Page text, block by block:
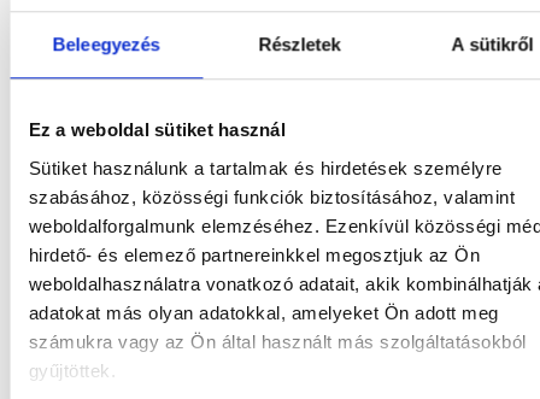
Beleegyezés Részletek A sütikről
Ez a weboldal sütiket használ
Sütiket használunk a tartalmak és hirdetések személyre
szabásához, közösségi funkciók biztosításához, valamint
weboldalforgalmunk elemzéséhez. Ezenkívül közösségi
hirdető- és elemező partnereinkkel megosztjuk az Ön
weboldalhasználatra vonatkozó adatait, akik kombinálhatják
adatokat más olyan adatokkal, amelyeket Ön adott meg
számukra vagy az Ön által használt más szolgáltatásokból
gyűjtöttek.
használhatja és elfogadja, hogy Szolgáltató nem vállal
felelősséget a használat során felmerülő vagyoni és nem
vagyoni károkért a szándékosan okozott, továbbá az
emberi életet, testi épséget vagy egészséget
túlmenően.
Felhasználó köteles gondoskodni arról, hogy a Honlap
használata során harmadik személyek jogait vagy a
jogszabályokat se közvetlenül, se közvetett módon ne
sértse. Felhasználó teljes mértékben és kizárólagosan
felelős saját magatartásáért, Szolgáltató teljes
mértékben együttműködik az eljáró hatóságokkal a
jogsértések felderítése végett.
A Szolgáltatás oldalai olyan kapcsolódási pontokat
(linkeket) tartalmazhatnak, amelyek más szolgáltatók